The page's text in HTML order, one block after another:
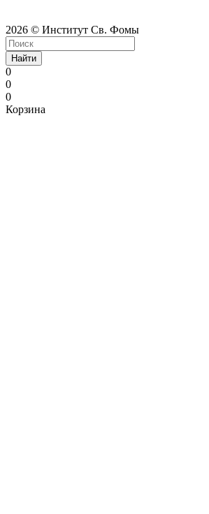
2026 © Институт Св. Фомы
Найти
0
0
0
Корзина